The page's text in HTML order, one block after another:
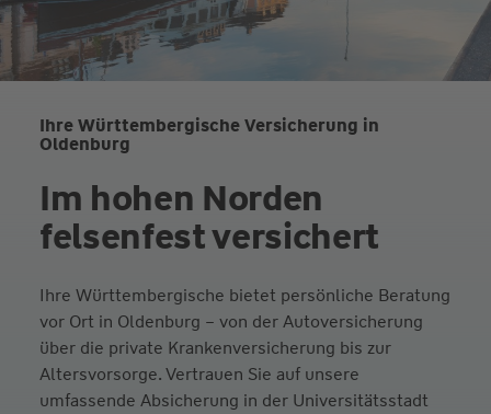
Ihre Württembergische Versicherung in
Oldenburg
Im hohen Norden
felsenfest versichert
Ihre Württembergische bietet persönliche Beratung
vor Ort in Oldenburg – von der Autoversicherung
über die private Krankenversicherung bis zur
Altersvorsorge. Vertrauen Sie auf unsere
umfassende Absicherung in der Universitätsstadt